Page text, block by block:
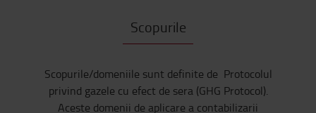
Scopurile
Scopurile/domeniile sunt definite de Protocolul
privind gazele cu efect de sera (GHG Protocol).
Aceste domenii de aplicare a contabilizarii